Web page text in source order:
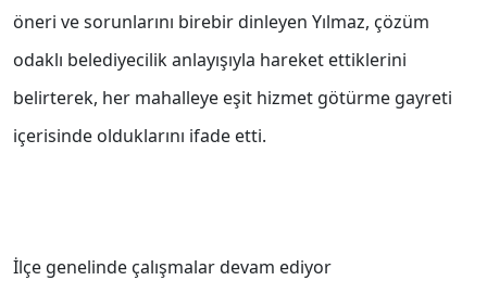
öneri ve sorunlarını birebir dinleyen Yılmaz, çözüm
odaklı belediyecilik anlayışıyla hareket ettiklerini
belirterek, her mahalleye eşit hizmet götürme gayreti
içerisinde olduklarını ifade etti.
İlçe genelinde çalışmalar devam ediyor